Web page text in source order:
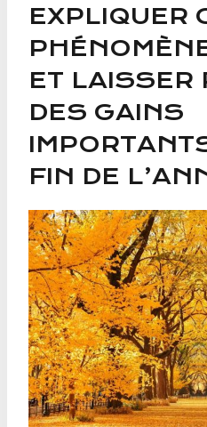
EXPLIQUER
ET LAISSER
DES GAINS
FIN DE